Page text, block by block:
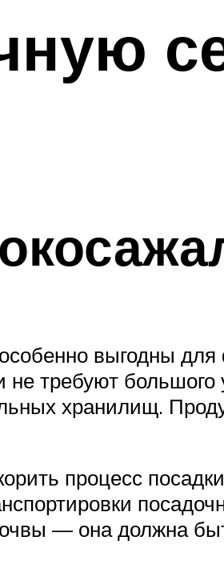
выгодны
требуют большого
хранилищ.
процесс
— она должна